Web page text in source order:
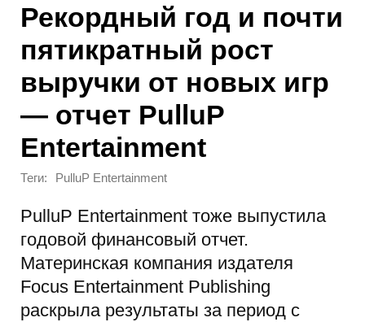
Рекордный год и почти
пятикратный рост
выручки от новых игр
— отчет PulluP
Entertainment
Теги: PulluP Entertainment
PulluP Entertainment тоже выпустила
годовой финансовый отчет.
Материнская компания издателя
Focus Entertainment Publishing
раскрыла результаты за период с